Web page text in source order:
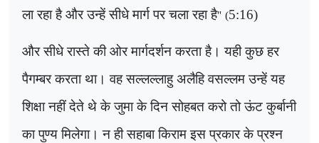
ला रहा है और उन्हें सीधे मार्ग पर चला रहा है'' (5:16)
और सीधे रास्ते की ओर मार्गदर्शन करता है। यही कुछ हर
पैगम्बर करता था। वह सल्लल्लाहु अलैहि वसल्लम उन्हें यह
शिक्षा नहीं देते थे के जुमा के दिन सोहबत करो तो ऊंट कुर्बानी
का पुण्य मिलेगा। न ही सहाबा किराम इस प्रकार के प्रश्न